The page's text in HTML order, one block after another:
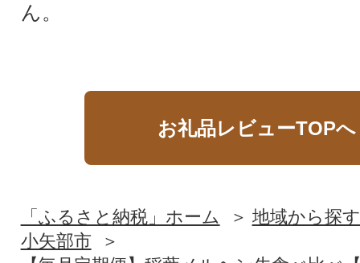
ん。
お礼品レビューTOPへ
「ふるさと納税」ホーム
地域から探す
小矢部市